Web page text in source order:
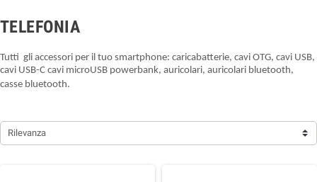
TELEFONIA
Tutti gli accessori per il tuo smartphone: caricabatterie, cavi OTG, cavi USB,
cavi USB-C cavi microUSB powerbank, auricolari, auricolari bluetooth,
casse bluetooth.
Rilevanza